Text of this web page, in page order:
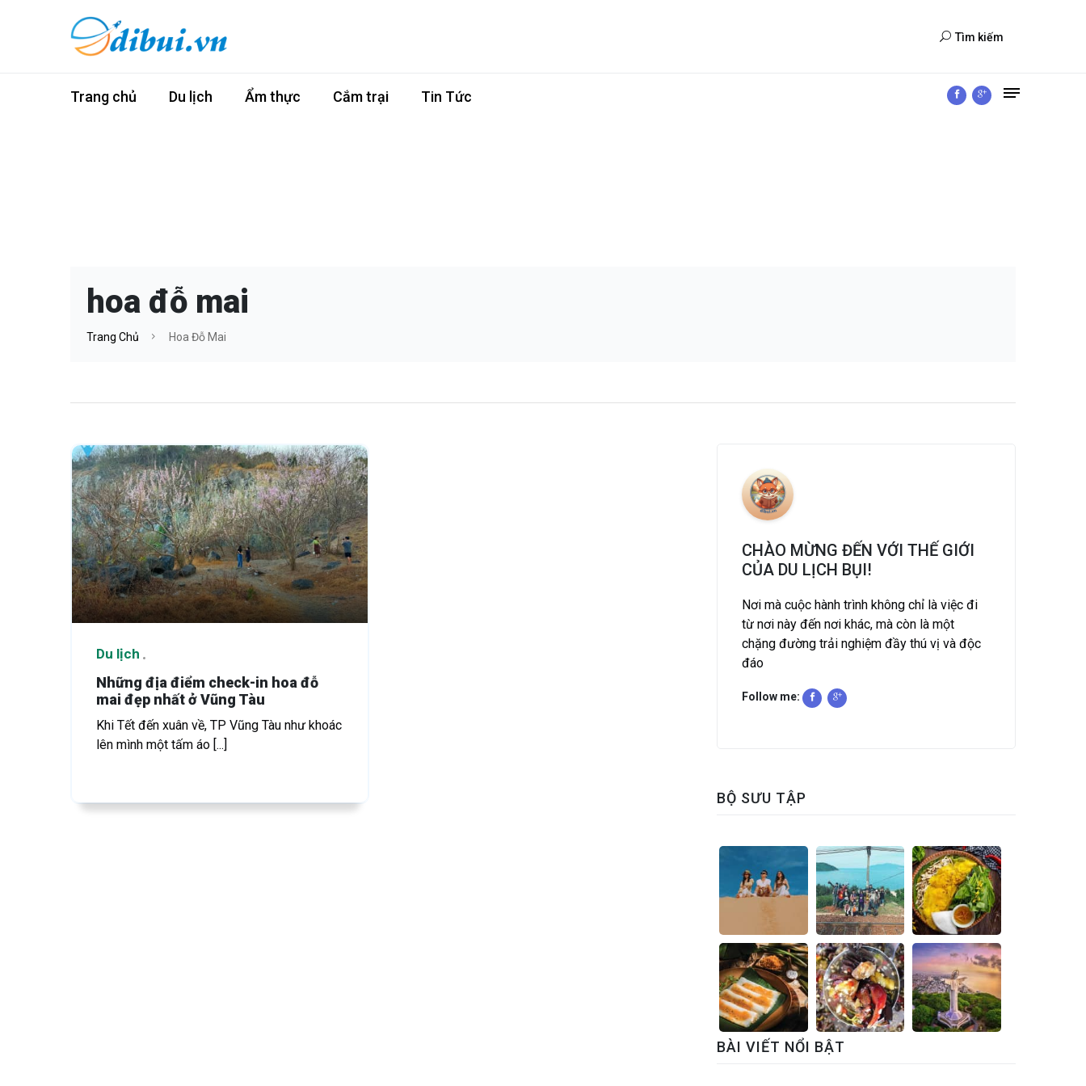
Tìm kiếm
Trang chủ Du lịch Ẩm thực Cắm trại Tin Tức
hoa đỗ mai
Trang Chủ Hoa Đỗ Mai
Du lịch
Những địa điểm check-in hoa đỗ
mai đẹp nhất ở Vũng Tàu
Khi Tết đến xuân về, TP Vũng Tàu như khoác
lên mình một tấm áo [...]
CHÀO MỪNG ĐẾN VỚI THẾ GIỚI
CỦA DU LỊCH BỤI!
Nơi mà cuộc hành trình không chỉ là việc đi
từ nơi này đến nơi khác, mà còn là một
chặng đường trải nghiệm đầy thú vị và độc
đáo
Follow me:
BỘ SƯU TẬP
BÀI VIẾT NỔI BẬT